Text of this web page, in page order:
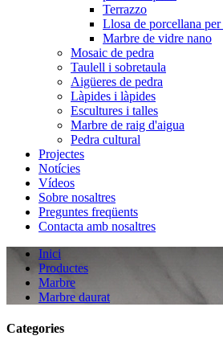
Terrazzo
Llosa de porcellana
Marbre de vidre nano
Mosaic de pedra
Taulell i sobretaula
Aigüeres de pedra
Làpides i làpides
Escultures i talles
Marbre de raig d'aigua
Pedra cultural
Projectes
Notícies
Vídeos
Sobre nosaltres
Preguntes freqüents
Contacta amb nosaltres
Inici
Productes
Marbre
Marbre daurat
Categories